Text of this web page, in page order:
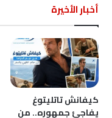
أخبار الأخيرة
كيفانش تاتليتوغ
يفاجئ جمهوره.. من